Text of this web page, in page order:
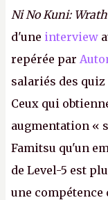
Ni No Kuni:
d'une interview
repérée par
salariés des
Ceux qui
augmentation «
Famitsu qu'un
de Level-5 est
une compétence